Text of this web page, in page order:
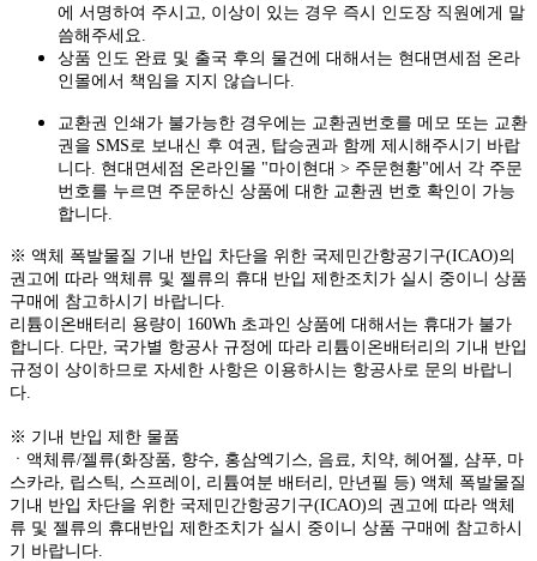
에 서명하여 주시고, 이상이 있는 경우 즉시 인도장 직원에게 말
씀해주세요.
상품 인도 완료 및 출국 후의 물건에 대해서는 현대면세점 온라
인몰에서 책임을 지지 않습니다.
교환권 인쇄가 불가능한 경우에는 교환권번호를 메모 또는 교환
권을 SMS로 보내신 후 여권, 탑승권과 함께 제시해주시기 바랍
니다. 현대면세점 온라인몰 "마이현대 > 주문현황"에서 각 주문
번호를 누르면 주문하신 상품에 대한 교환권 번호 확인이 가능
합니다.
※ 액체 폭발물질 기내 반입 차단을 위한 국제민간항공기구(ICAO)의
권고에 따라 액체류 및 젤류의 휴대 반입 제한조치가 실시 중이니 상품
구매에 참고하시기 바랍니다.
리튬이온배터리 용량이 160Wh 초과인 상품에 대해서는 휴대가 불가
합니다. 다만, 국가별 항공사 규정에 따라 리튬이온배터리의 기내 반입
규정이 상이하므로 자세한 사항은 이용하시는 항공사로 문의 바랍니
다.
※ 기내 반입 제한 물품
ㆍ액체류/젤류(화장품, 향수, 홍삼엑기스, 음료, 치약, 헤어젤, 샴푸, 마
스카라, 립스틱, 스프레이, 리튬여분 배터리, 만년필 등) 액체 폭발물질
기내 반입 차단을 위한 국제민간항공기구(ICAO)의 권고에 따라 액체
류 및 젤류의 휴대반입 제한조치가 실시 중이니 상품 구매에 참고하시
기 바랍니다.